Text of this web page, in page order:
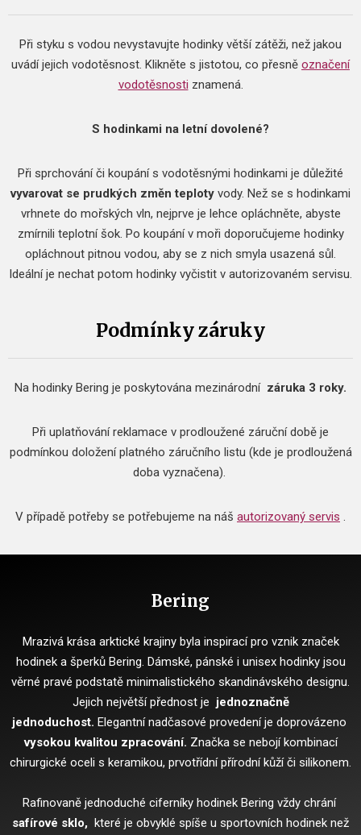
Při styku s vodou nevystavujte hodinky větší zátěži, než jakou
uvádí jejich vodotěsnost. Klikněte s jistotou, co přesně označení
vodotěsnosti znamená.
S hodinkami na letní dovolené?
Při sprchování či koupání s vodotěsnými hodinkami je důležité
vyvarovat se prudkých změn teploty vody. Než se s hodinkami
vrhnete do mořských vln, nejprve je lehce opláchněte, abyste
zmírnili teplotní šok. Po koupání v moři doporučujeme hodinky
opláchnout pitnou vodou, aby se z nich smyla usazená sůl.
Ideální je nechat potom hodinky vyčistit v autorizovaném servisu.
Podmínky záruky
Na hodinky Bering je poskytována mezinárodní záruka 3 roky.
Při uplatňování reklamace v prodloužené záruční době je
podmínkou doložení platného záručního listu (kde je prodloužená
doba vyznačena).
V případě potřeby se potřebujeme na náš autorizovaný servis .
Bering
Mrazivá krása arktické krajiny byla inspirací pro vznik značek
hodinek a šperků Bering. Dámské, pánské i unisex hodinky jsou
věrné pravé podstatě minimalistického skandinávského designu.
Jejich největší přednost je jednoznačně
jednoduchost. Elegantní nadčasové provedení je doprovázeno
vysokou kvalitou zpracování. Značka se nebojí kombinací
chirurgické oceli s keramikou, prvotřídní přírodní kůží či silikonem.
Rafinovaně jednoduché ciferníky hodinek Bering vždy chrání
safírové sklo, které je obvyklé spíše u sportovních hodinek než